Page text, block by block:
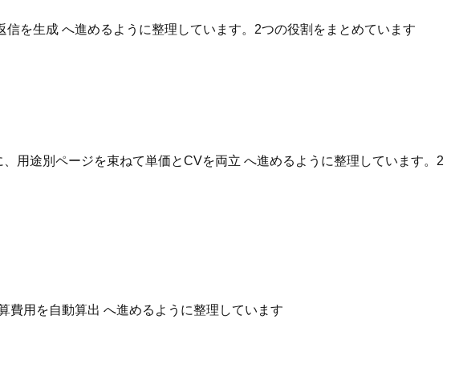
を生成 へ進めるように整理しています。2つの役割をまとめています
用途別ページを束ねて単価とCVを両立 へ進めるように整理しています。2
費用を自動算出 へ進めるように整理しています